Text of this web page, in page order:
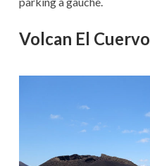
Volcan El Cuervo